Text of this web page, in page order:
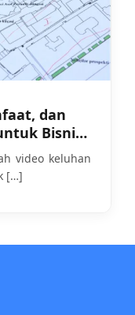
dan
Bisnis
video keluhan
[…]